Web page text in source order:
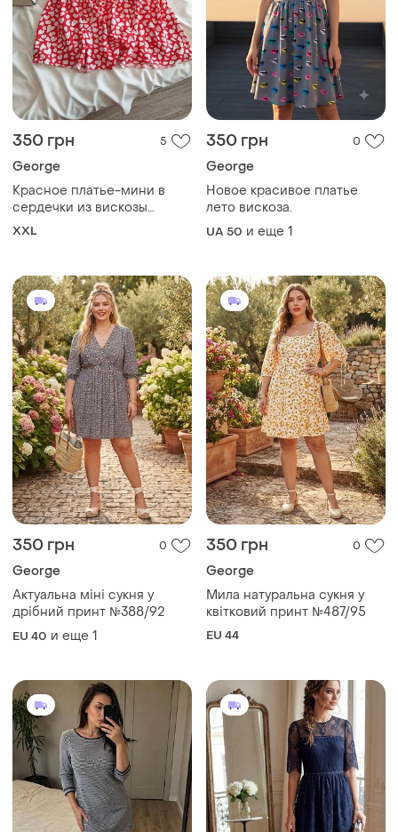
350 грн 5
George
Красное платье-мини в
сердечки из вискозы
george 18 2xl
XXL
350 грн 0
George
Новое красивое платье
лето вискоза.
UA 50 и еще 1
350 грн 0
George
Актуальна міні сукня у
дрібний принт №388/92
EU 40 и еще 1
350 грн 0
George
Мила натуральна сукня у
квітковий принт №487/95
EU 44